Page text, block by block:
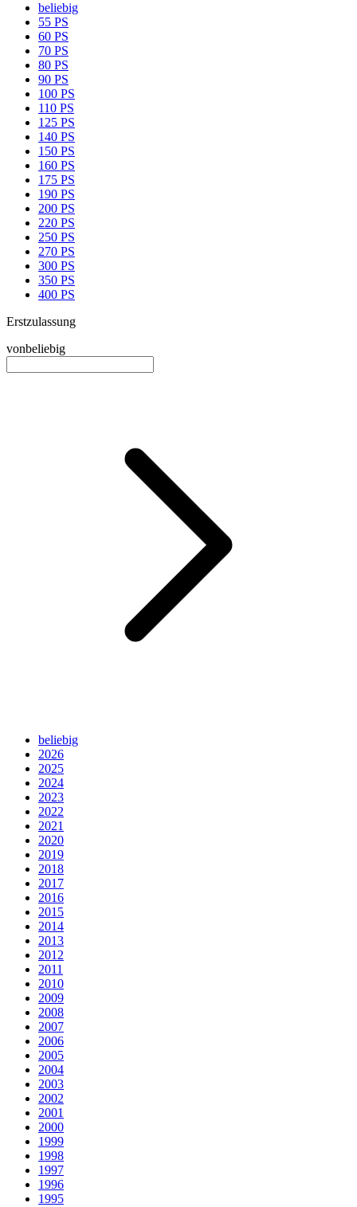
beliebig
55 PS
60 PS
70 PS
80 PS
90 PS
100 PS
110 PS
125 PS
140 PS
150 PS
160 PS
175 PS
190 PS
200 PS
220 PS
250 PS
270 PS
300 PS
350 PS
400 PS
Erstzulassung
vonbeliebig
beliebig
2026
2025
2024
2023
2022
2021
2020
2019
2018
2017
2016
2015
2014
2013
2012
2011
2010
2009
2008
2007
2006
2005
2004
2003
2002
2001
2000
1999
1998
1997
1996
1995